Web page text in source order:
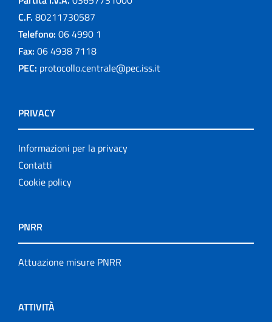
C.F. 80211730587
Telefono: 06 4990 1
Fax: 06 4938 7118
PEC: protocollo.centrale@pec.iss.it
PRIVACY
Informazioni per la privacy
Contatti
Cookie policy
PNRR
Attuazione misure PNRR
ATTIVITÀ